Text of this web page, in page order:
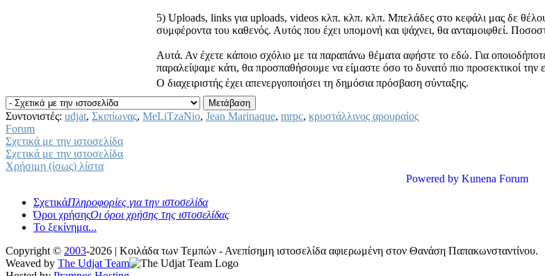
5) Uploads, links για uploads, videos κλπ. κλπ. κλπ. Μπελάδες στο κεφάλι μας δε
συμφέροντα του καθενός. Αυτός που έχει υπομονή και ψάχνει, θα ανταμοιφθεί.
Αυτά. Αν έχετε κάποιο σχόλιο με τα παραπάνω θέματα αφήστε το εδώ. Για
παραλείψαμε κάτι, θα προσπαθήσουμε να είμαστε όσο το δυνατό πιο προσεκτικοί την
Ο διαχειριστής έχει απενεργοποιήσει τη δημόσια πρόσβαση σύνταξης.
Συντονιστές: udjat, Σκιπίωνας, MeLiTzaNio, Jean Marinaque, mrpc, κρυστάλλινος αρουραίος
Forum
Σχετικά με την ιστοσελίδα
Σχετικά με την ιστοσελίδα
Χρήσιμη (ίσως) λίστα
Powered by Kunena Forum
ΣχετικάΠληροφορίες για την ιστοσελίδα
Όροι χρήσηςΟι όροι χρήσης της ιστοσελίδας
Το ξεκίνημα...
Copyright © 2003-2026 | Κοιλάδα των Τεμπών - Ανεπίσημη ιστοσελίδα αφιερωμένη στον Θανάση Παπακωνσταντίνου.
Weaved by The Udjat Team